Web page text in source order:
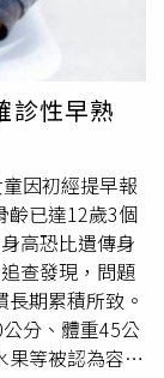
診性早熟
因初經提早報
齡已達12歲3個
高恐比遺傳身
查發現，問題
期累積所致。
分、體重45公
果等被認為容易